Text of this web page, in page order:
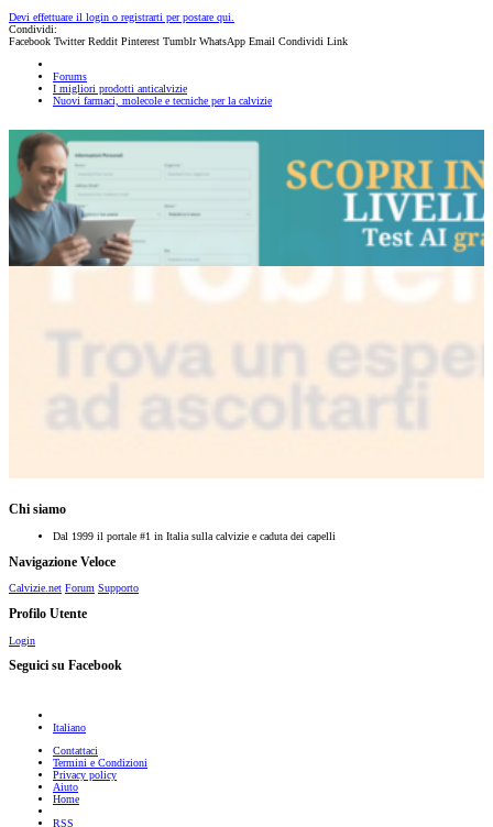
Devi effettuare il login o registrarti per postare qui.
Condividi:
Facebook Twitter Reddit Pinterest Tumblr WhatsApp Email Condividi Link
Forums
I migliori prodotti anticalvizie
Nuovi farmaci, molecole e tecniche per la calvizie
Chi siamo
Dal 1999 il portale #1 in Italia sulla calvizie e caduta dei capelli
Navigazione Veloce
Calvizie.net Forum Supporto
Profilo Utente
Login
Seguici su Facebook
Italiano
Contattaci
Termini e Condizioni
Privacy policy
Aiuto
Home
RSS